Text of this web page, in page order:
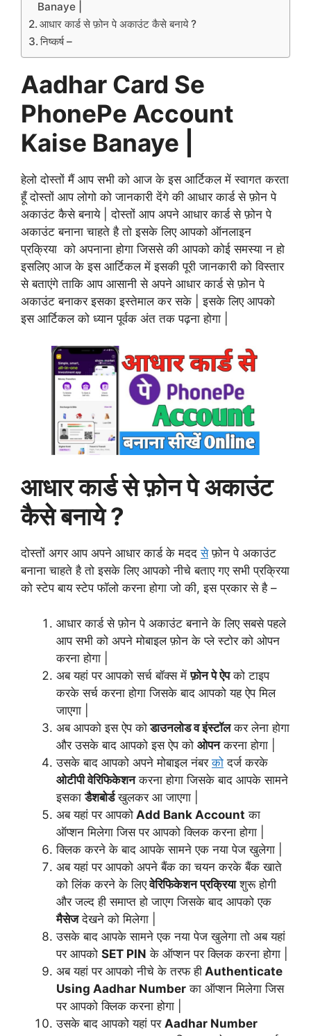
Banaye |
आधार कार्ड से फ़ोन पे अकाउंट कैसे बनाये ?
निष्कर्ष –
Aadhar Card Se
PhonePe Account
Kaise Banaye |
हेलो दोस्तों मैं आप सभी को आज के इस आर्टिकल में स्वागत करता
हूँ दोस्तों आप लोगो को जानकारी देंगे की आधार कार्ड से फ़ोन पे
अकाउंट कैसे बनाये | दोस्तों आप अपने आधार कार्ड से फ़ोन पे
अकाउंट बनाना चाहते है तो इसके लिए आपको ऑनलाइन
प्रक्रिया को अपनाना होगा जिससे की आपको कोई समस्या न हो
इसलिए आज के इस आर्टिकल में इसकी पूरी जानकारी को विस्तार
से बताएंगे ताकि आप आसानी से अपने आधार कार्ड से फ़ोन पे
अकाउंट बनाकर इसका इस्तेमाल कर सके | इसके लिए आपको
इस आर्टिकल को ध्यान पूर्वक अंत तक पढ़ना होगा |
आधार कार्ड से फ़ोन पे अकाउंट
कैसे बनाये ?
दोस्तों अगर आप अपने आधार कार्ड के मददसेफ़ोन पे अकाउंट
बनाना चाहते है तो इसके लिए आपको नीचे बताए गए सभी प्रक्रिया
को स्टेप बाय स्टेप फॉलो करना होगा जो की, इस प्रकार से है –
आधार कार्ड से फ़ोन पे अकाउंट बनाने के लिए सबसे पहले
आप सभी को अपने मोबाइल फ़ोन के प्ले स्टोर को ओपन
करना होगा |
अब यहां पर आपको सर्च बॉक्स मेंफ़ोन पे ऐपको टाइप
करके सर्च करना होगा जिसके बाद आपको यह ऐप मिल
जाएगा |
अब आपको इस ऐप कोडाउनलोड व इंस्टॉलकर लेना होगा
और उसके बाद आपको इस ऐप को ओपनकरना होगा |
उसके बाद आपको अपने मोबाइल नंबरको दर्ज करके
ओटीपी वेरिफिकेशनकरना होगा जिसके बाद आपके सामने
इसकाडैशबोर्डखुलकर आ जाएगा |
अब यहां पर आपको Add Bank Account का
ऑप्शन मिलेगा जिस पर आपको क्लिक करना होगा |
क्लिक करने के बाद आपके सामने एक नया पेज खुलेगा |
अब यहां पर आपको अपने बैंक का चयन करके बैंक खाते
को लिंक करने के लिएवेरिफिकेशन प्रक्रियाशुरू होगी
और जल्द ही समाप्त हो जाएग जिसके बाद आपको एक
मैसेजदेखने को मिलेगा |
उसके बाद आपके सामने एक नया पेज खुलेगा तो अब यहां
पर आपको SET PIN के ऑप्शन पर क्लिक करना होगा |
अब यहां पर आपको नीचे के तरफ ही Authenticate
Using Aadhar Number का ऑप्शन मिलेगा जिस
पर आपको क्लिक करना होगा |
उसके बाद आपको यहां पर Aadhar Number